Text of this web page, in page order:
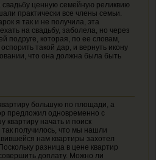
ценную семейную реликвию
практически все члены семьи.
я так и не получила, эта
на свадьбу, заболела, но через
подруге, которая, по ее словам,
такой дар, и вернуть икону
что она должна была быть
большую по площади, а
предложил одновременно с
квартиру начать и поиск
получилось, что мы нашли
нам квартиры захотел
разница в цене квартир
доплату. Можно ли